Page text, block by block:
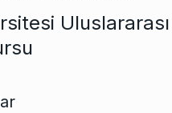
Uluslararası